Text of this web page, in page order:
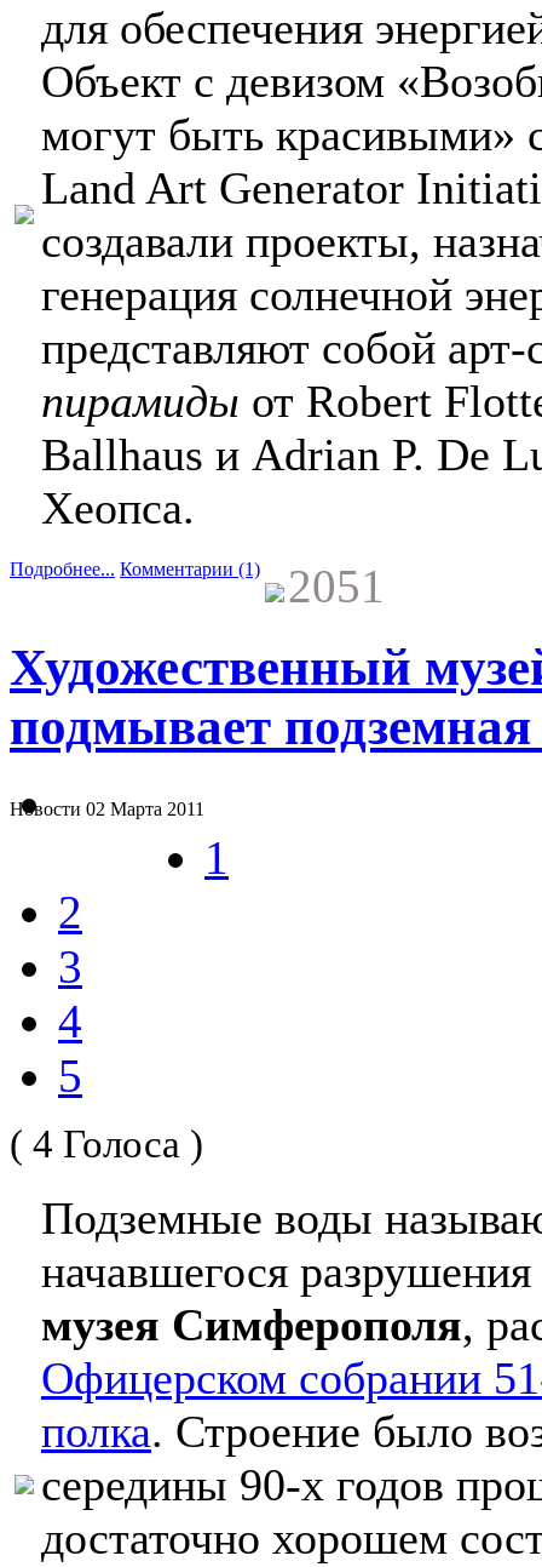
для обеспечения
Объект с девизом
могут быть красивыми»
Land Art Generator
создавали проекты,
генерация солнечной
представляют собой
пирамиды от Robert
Ballhaus и Adrian P. De
Хеопса.
Подробнее... Комментарии (1) 2051
Художественный
подмывает подземная
Новости 02 Марта 2011
1
2
3
4
5
( 4 Голоса )
Подземные воды
начавшегося
музея Симферополя,
Офицерском собрании
полка. Строение было
середины 90-х годов
достаточно хорошем